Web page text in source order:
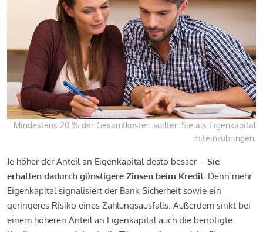
Mindestens 20 % der Gesamtkosten sollten Sie als Eigenkapital
miteinzubringen.
Je höher der Anteil an Eigenkapital desto besser – Sie
erhalten dadurch günstigere Zinsen beim Kredit. Denn mehr
Eigenkapital signalisiert der Bank Sicherheit sowie ein
geringeres Risiko eines Zahlungsausfalls. Außerdem sinkt bei
einem höheren Anteil an Eigenkapital auch die benötigte